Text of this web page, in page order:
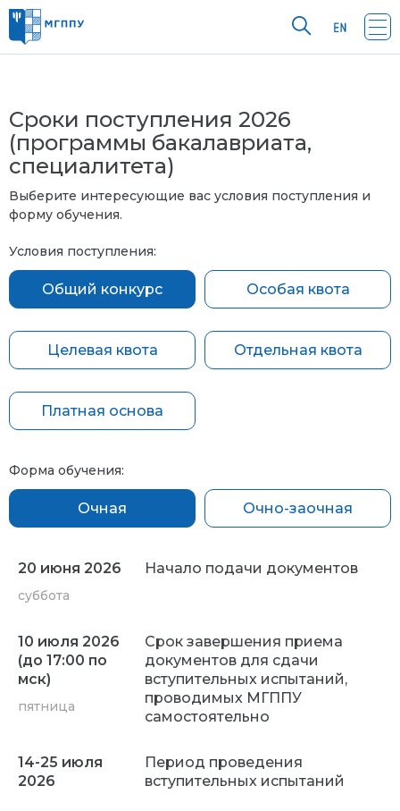
Сроки поступления 2026
(программы бакалавриата,
специалитета)
Выберите интересующие вас условия поступления и
форму обучения.
Условия поступления:
Общий конкурс Особая квота
Целевая квота Отдельная квота
Платная основа
Форма обучения:
Очная Очно-заочная
20 июня 2026
суббота
Начало подачи документов
10 июля 2026
(до 17:00 по
мск)
пятница
Срок завершения приема
документов для сдачи
вступительных испытаний,
проводимых МГППУ
самостоятельно
14-25 июля
2026
Период проведения
вступительных испытаний